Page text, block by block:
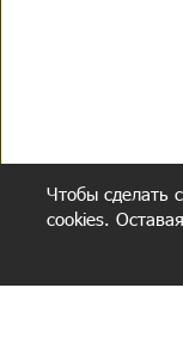
Чтобы сделать
cookies.